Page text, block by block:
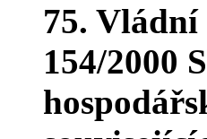
75. Vládní
154/2000